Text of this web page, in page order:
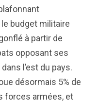
le budget militaire
à partir de
opposant ses
l’est du pays.
désormais 5% de
forces armées, et